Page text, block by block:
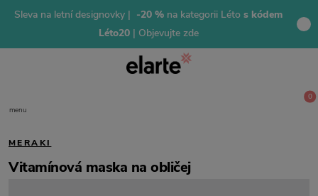
Sleva na letní designovky | -20 % na kategorii Léto s kódem
Léto20 | Objevujte zde
menu
0
MERAKI
Vitamínová maska na obličej